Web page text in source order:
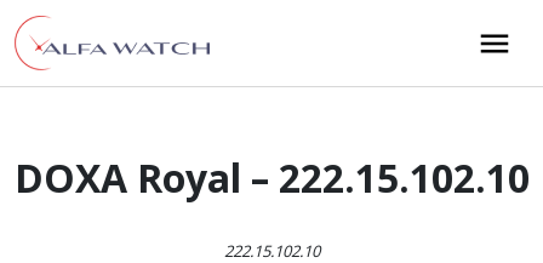
Przejdź do treści
Main Navigation
DOXA Royal – 222.15.102.10
222.15.102.10